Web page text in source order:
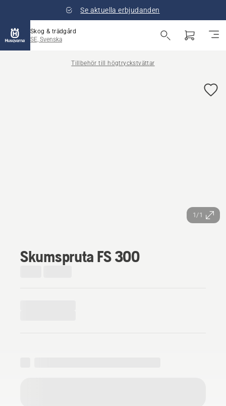
Se aktuella erbjudanden
Skog & trädgård
SE, Svenska
Tillbehör till högtryckstvättar
1/1
Skumspruta FS 300